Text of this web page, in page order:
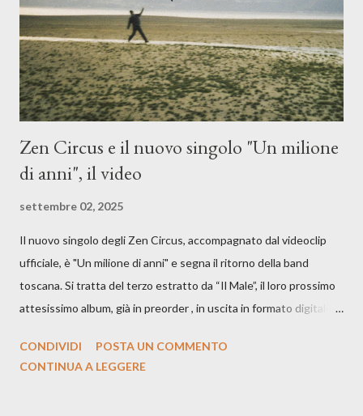
è, di questa estate che...". E' raro fare uscire come singolo una
cover, ma...
Zen Circus e il nuovo singolo "Un milione
di anni", il video
settembre 02, 2025
Il nuovo singolo degli Zen Circus, accompagnato dal videoclip
ufficiale, è "Un milione di anni" e segna il ritorno della band
toscana. Si tratta del terzo estratto da “Il Male”, il loro prossimo
attesissimo album, già in preorder , in uscita in formato digitale il
Records. GUARDA IL VIDEO: CREDITI Produced by A71
CONDIVIDI
POSTA UN COMMENTO
CONTINUA A LEGGERE